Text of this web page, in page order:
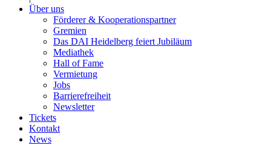
Über uns
Förderer & Kooperationspartner
Gremien
Das DAI Heidelberg feiert Jubiläum
Mediathek
Hall of Fame
Vermietung
Jobs
Barrierefreiheit
Newsletter
Tickets
Kontakt
News